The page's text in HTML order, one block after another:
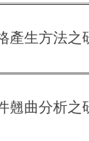
產生方法之
翹曲分析之